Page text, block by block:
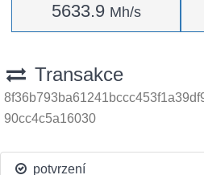
5633.9 Mh/s
Transakce
90cc4c5a16030
potvrzení